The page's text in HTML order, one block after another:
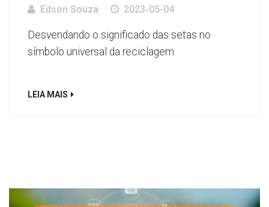
Edson Souza 2023-05-04
Desvendando o significado das setas no
símbolo universal da reciclagem
LEIA MAIS